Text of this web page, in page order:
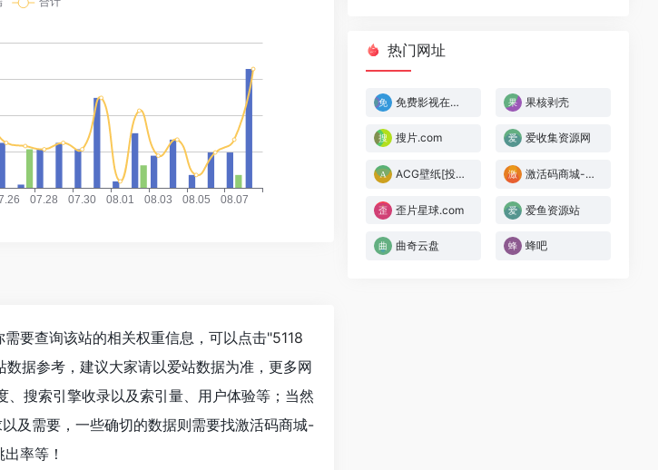
要查询该站的相关权重信息，可以点击"5118
数据参考，建议大家请以爱站数据为准，更多网
搜索引擎收录以及索引量、用户体验等；当然
及需要，一些确切的数据则需要找激活码商城-
率等！
热门网址
免费影视在线观看 果核剥壳
搜片.com 爱收集资源网
ACG壁纸[投稿人：ACG壁纸,联系：1379692930@qq.com] 激活码商城-自动发卡商城
歪片星球.com 爱鱼资源站
曲奇云盘 蜂吧